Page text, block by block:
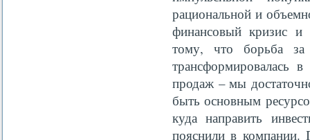
рациональной и
финансовый кризис и
тому, что борьба за
трансформировалась
продаж – мы
быть основным
куда направить
пояснили в компании.